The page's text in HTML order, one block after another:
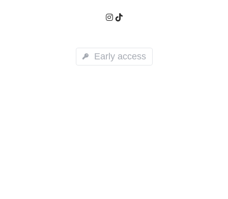
Early access